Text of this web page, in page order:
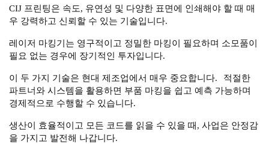
CIJ 프린팅은 속도, 유연성 및 다양한 표면에 인쇄해야 할 때 매
우 강력하고 신뢰할 수 있는 기술입니다.
레이저 마킹기는 영구적이고 정밀한 마킹이 필요하며 소모품이
필요 없는 경우에 장기적인 투자입니다.
이 두 가지 기술은 현대 제조업에서 매우 중요합니다.
적절한
파트너와 시스템을 활용하면 부품 마킹을 쉽고 예측 가능하며
경제적으로 수행할 수 있습니다.
생산이 효율적이고 모든 코드를 읽을 수 있을 때, 사업은 안정감
을 가지고 발전해 나갑니다.